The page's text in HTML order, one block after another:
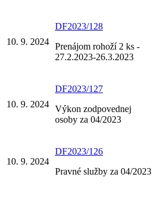
10. 9. 2024
DF2023/128
Prenájom rohoží 2 ks -
27.2.2023-26.3.2023
10. 9. 2024
DF2023/127
Výkon zodpovednej
osoby za 04/2023
10. 9. 2024
DF2023/126
Pravné služby za 04/2023